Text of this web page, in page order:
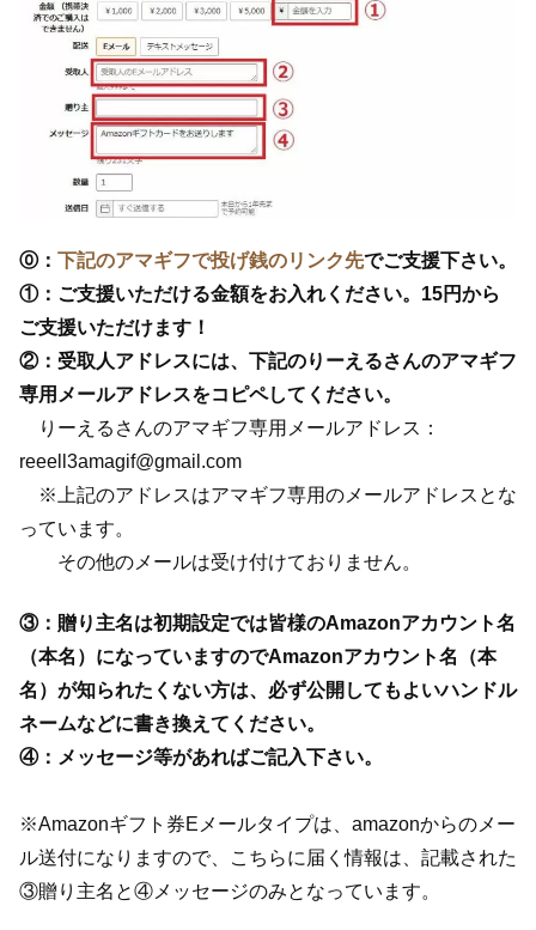
⓪： 下記のアマギフで投げ銭のリンク先でご支援下さい。
①：ご支援いただける金額をお入れください。15円から
ご支援いただけます！
②：受取人アドレスには、下記のりーえるさんのアマギフ
専用メールアドレスをコピペしてください。
りーえるさんのアマギフ専用メールアドレス：
reeell3amagif@gmail.com
※上記のアドレスはアマギフ専用のメールアドレスとな
っています。
その他のメールは受け付けておりません。
③：贈り主名は初期設定では皆様のAmazonアカウント名
（本名）になっていますのでAmazonアカウント名（本
名）が知られたくない方は、必ず公開してもよいハンドル
ネームなどに書き換えてください。
④：メッセージ等があればご記入下さい。
※Amazonギフト券Eメールタイプは、amazonからのメー
ル送付になりますので、こちらに届く情報は、記載された
③贈り主名と④メッセージのみとなっています。